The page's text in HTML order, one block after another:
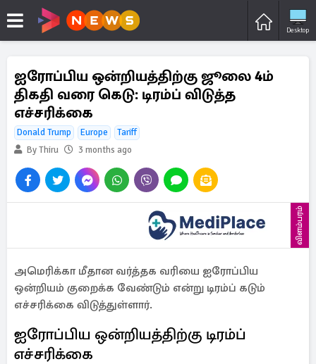
Desktop
ஐரோப்பிய ஒன்றியத்திற்கு ஜூலை 4ம்
திகதி வரை கெடு: டிரம்ப் விடுத்த
எச்சரிக்கை
Donald Trump Europe
Tariff
By Thiru
3 months ago
விளம்பரம்
அமெரிக்கா மீதான வர்த்தக வரியை ஐரோப்பிய
ஒன்றியம் குறைக்க வேண்டும் என்று டிரம்ப் கடும்
எச்சரிக்கை விடுத்துள்ளார்.
ஐரோப்பிய ஒன்றியத்திற்கு டிரம்ப்
எச்சரிக்கை